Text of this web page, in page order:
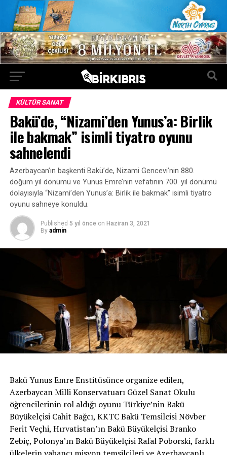
KÜLTÜR SANAT
Bakü’de, “Nizami’den Yunus’a: Birlik
ile bakmak” isimli tiyatro oyunu
sahnelendi
Azerbaycan’ın başkenti Bakü’de, Nizami Gencevi’nin 880.
doğum yıl dönümü ve Yunus Emre’nin vefatının 700. yıl dönümü
dolayısıyla “Nizami’den Yunus’a: Birlik ile bakmak” isimli tiyatro
oyunu sahneye konuldu.
Published 5 yıl önce on Haziran 3, 2021
By admin
Bakü Yunus Emre Enstitüsünce organize edilen,
Azerbaycan Milli Konservatuarı Güzel Sanat Okulu
öğrencilerinin rol aldığı oyunu Türkiye’nin Bakü
Büyükelçisi Cahit Bağcı, KKTC Bakü Temsilcisi Növber
Ferit Veçhi, Hırvatistan’ın Bakü Büyükelçisi Branko
Zebiç, Polonya’ın Bakü Büyükelçisi Rafal Poborski, farklı